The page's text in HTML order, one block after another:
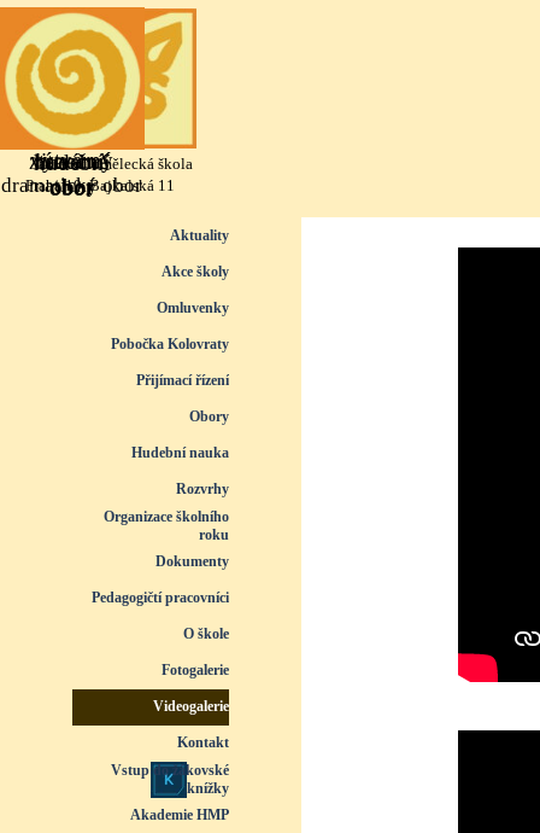
Přejít na obsah
výtvarný
taneční
literárně
hudební
Základní umělecká škola
Praha 10, Bajkalská 11
obor
obor
dramatický obor
obor
Přeskočit menu
Aktuality
Akce školy
Omluvenky
Pobočka Kolovraty
Přijímací řízení
Obory
Hudební nauka
Rozvrhy
Organizace školního
roku
Dokumenty
Pedagogičtí pracovníci
O škole
Fotogalerie
Videogalerie
Kontakt
Vstup do žákovské
knížky
Akademie HMP